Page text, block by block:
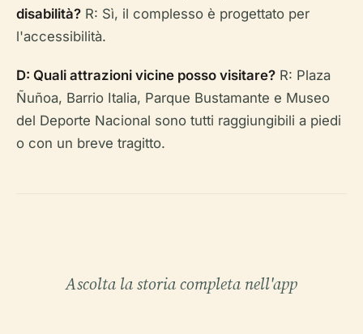
disabilità? R: Sì, il complesso è progettato per
l'accessibilità.
D: Quali attrazioni vicine posso visitare? R: Plaza
Ñuñoa, Barrio Italia, Parque Bustamante e Museo
del Deporte Nacional sono tutti raggiungibili a piedi
o con un breve tragitto.
Ascolta la storia completa nell'app